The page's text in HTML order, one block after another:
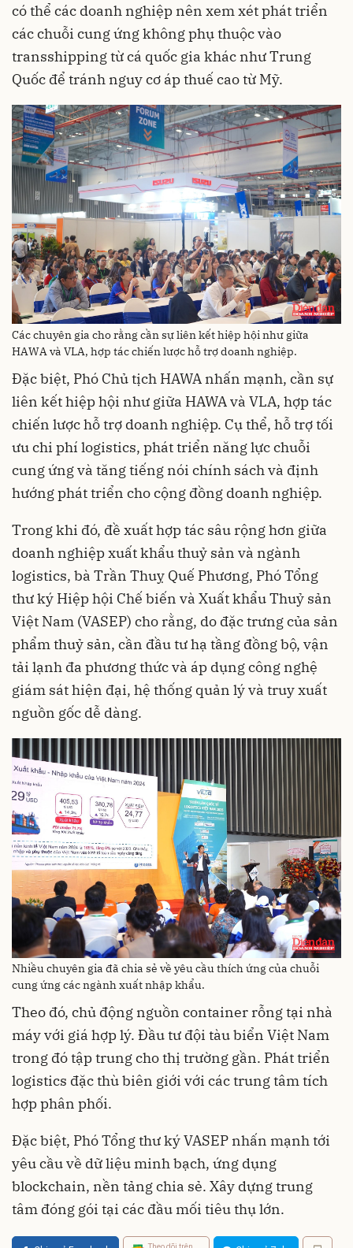
có thể các doanh nghiệp nên xem xét phát triển
các chuỗi cung ứng không phụ thuộc vào
transshipping từ cá quốc gia khác như Trung
Quốc để tránh nguy cơ áp thuế cao từ Mỹ.
Các chuyên gia cho rằng cần sự liên kết hiệp hội như giữa
HAWA và VLA, hợp tác chiến lược hỗ trợ doanh nghiệp.
Đặc biệt, Phó Chủ tịch HAWA nhấn mạnh, cần sự
liên kết hiệp hội như giữa HAWA và VLA, hợp tác
chiến lược hỗ trợ doanh nghiệp. Cụ thể, hỗ trợ tối
ưu chi phí logistics, phát triển năng lực chuỗi
cung ứng và tăng tiếng nói chính sách và định
hướng phát triển cho cộng đồng doanh nghiệp.
Trong khi đó, đề xuất hợp tác sâu rộng hơn giữa
doanh nghiệp xuất khẩu thuỷ sản và ngành
logistics, bà Trần Thuỵ Quế Phương, Phó Tổng
thư ký Hiệp hội Chế biến và Xuất khẩu Thuỷ sản
Việt Nam (VASEP) cho rằng, do đặc trưng của sản
phẩm thuỷ sản, cần đầu tư hạ tầng đồng bộ, vận
tải lạnh đa phương thức và áp dụng công nghệ
giám sát hiện đại, hệ thống quản lý và truy xuất
nguồn gốc dễ dàng.
Nhiều chuyên gia đã chia sẻ về yêu cầu thích ứng của chuỗi
cung ứng các ngành xuất nhập khẩu.
Theo đó, chủ động nguồn container rỗng tại nhà
máy với giá hợp lý. Đầu tư đội tàu biển Việt Nam
trong đó tập trung cho thị trường gần. Phát triển
logistics đặc thù biên giới với các trung tâm tích
hợp phân phối.
Đặc biệt, Phó Tổng thư ký VASEP nhấn mạnh tới
yêu cầu về dữ liệu minh bạch, ứng dụng
blockchain, nền tảng chia sẻ. Xây dựng trung
tâm đóng gói tại các đầu mối tiêu thụ lớn.